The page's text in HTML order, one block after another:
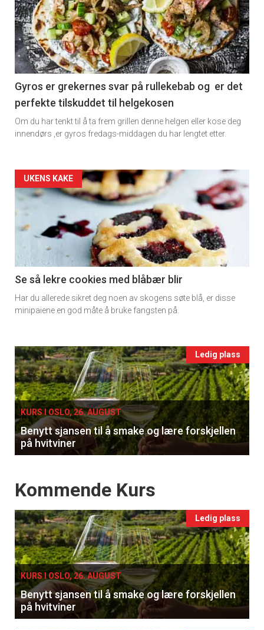
Vi tilbyr flere ukentlige nyhetsbrev. Du
kan fritt velge hvilke du ønsker å få
tilsendt.
Registrer deg
detail
-
section
11
Dagens
rett
Gyros er grekernes svar på rullekebab og er det
perfekte tilskuddet til helgekosen
Om du har tenkt til å ta frem grillen denne helgen eller kose deg
innendørs ,er gyros fredags-middagen du har lengtet etter.
Artikler
detail
-
section
11
Ukens
UKENS KAKE
Se så lekre cookies med blåbær blir
Har du allerede sikret deg noen av skogens søte blå, er disse
minipaiene en god måte å bruke fangsten på.
Events
single
Ledig plass
KURS I OSLO, 26. AUGUST
Benytt sjansen til å smake og lære forskjellen
på hvitviner
Events
Kommende Kurs
Ledig plass
KURS I OSLO, 26. AUGUST
Benytt sjansen til å smake og lære forskjellen
på hvitviner